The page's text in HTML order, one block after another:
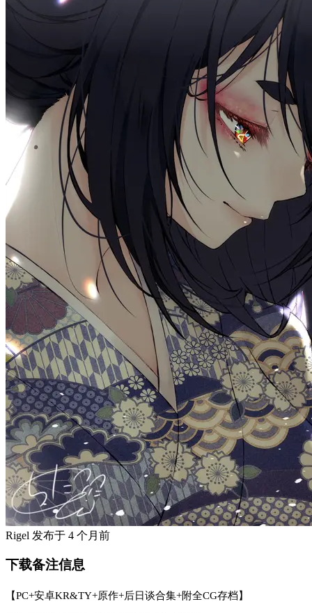
Rigel 发布于 4 个月前
下载备注信息
【PC+安卓KR&TY+原作+后日谈合集+附全CG存档】